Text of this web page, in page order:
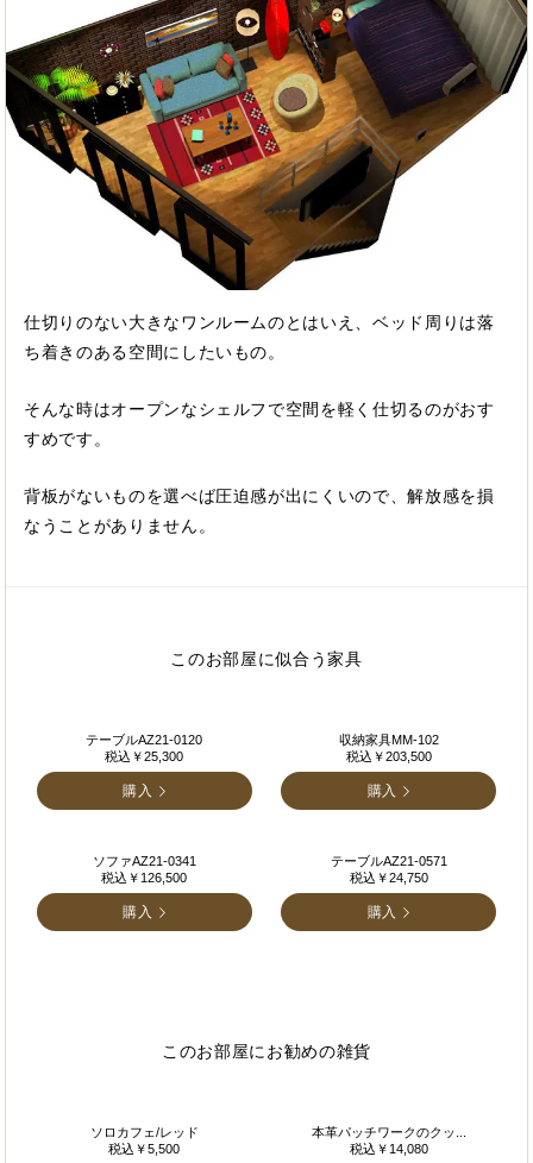
仕切りのない大きなワンルームのとはいえ、ベッド周りは落
ち着きのある空間にしたいもの。
そんな時はオープンなシェルフで空間を軽く仕切るのがおす
すめです。
背板がないものを選べば圧迫感が出にくいので、解放感を損
なうことがありません。
このお部屋に似合う家具
テーブルAZ21-0120
税込￥25,300
購入
収納家具MM-102
税込￥203,500
購入
ソファAZ21-0341
税込￥126,500
購入
テーブルAZ21-0571
税込￥24,750
購入
このお部屋にお勧めの雑貨
ソロカフェ/レッド
税込￥5,500
本革パッチワークのクッ...
税込￥14,080